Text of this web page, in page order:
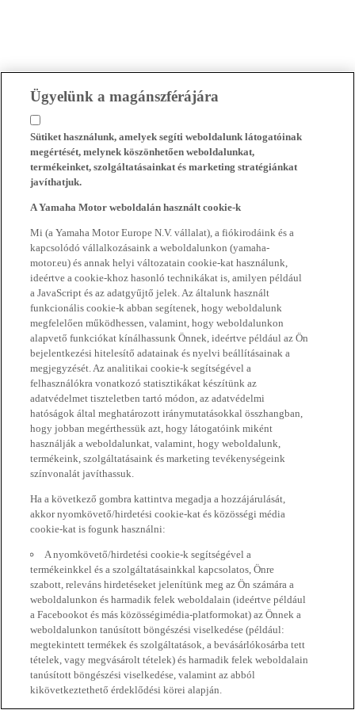
Ügyelünk a magánszférájára
Sütiket használunk, amelyek segíti weboldalunk látogatóinak
megértését, melynek köszönhetően weboldalunkat,
termékeinket, szolgáltatásainkat és marketing stratégiánkat
javíthatjuk.
A Yamaha Motor weboldalán használt cookie-k
Mi (a Yamaha Motor Europe N.V. vállalat), a fiókirodáink és a
kapcsolódó vállalkozásaink a weboldalunkon (yamaha-
motor.eu) és annak helyi változatain cookie-kat használunk,
ideértve a cookie-khoz hasonló technikákat is, amilyen például
a JavaScript és az adatgyűjtő jelek. Az általunk használt
funkcionális cookie-k abban segítenek, hogy weboldalunk
megfelelően működhessen, valamint, hogy weboldalunkon
alapvető funkciókat kínálhassunk Önnek, ideértve például az Ön
bejelentkezési hitelesítő adatainak és nyelvi beállításainak a
megjegyzését. Az analitikai cookie-k segítségével a
felhasználókra vonatkozó statisztikákat készítünk az
adatvédelmet tiszteletben tartó módon, az adatvédelmi
hatóságok által meghatározott iránymutatásokkal összhangban,
hogy jobban megérthessük azt, hogy látogatóink miként
használják a weboldalunkat, valamint, hogy weboldalunk,
termékeink, szolgáltatásaink és marketing tevékenységeink
színvonalát javíthassuk.
Ha a következő gombra kattintva megadja a hozzájárulását,
akkor nyomkövető/hirdetési cookie-kat és közösségi média
cookie-kat is fogunk használni:
A nyomkövető/hirdetési cookie-k segítségével a
termékeinkkel és a szolgáltatásainkkal kapcsolatos, Önre
szabott, releváns hirdetéseket jelenítünk meg az Ön számára a
weboldalunkon és harmadik felek weboldalain (ideértve például
a Facebookot és más közösségimédia-platformokat) az Önnek a
weboldalunkon tanúsított böngészési viselkedése (például:
megtekintett termékek és szolgáltatások, a bevásárlókosárba tett
tételek, vagy megvásárolt tételek) és harmadik felek weboldalain
tanúsított böngészési viselkedése, valamint az abból
kikövetkeztethető érdeklődési körei alapján.